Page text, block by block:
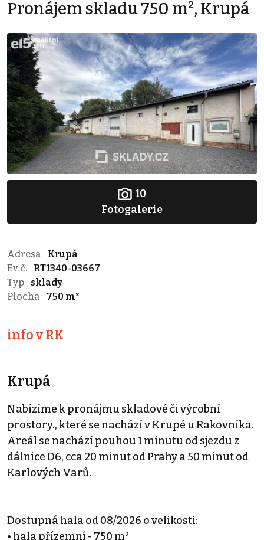
Pronájem skladu 750 m², Krupá
10
Fotogalerie
Adresa
Krupá
Ev. č.
RT1340-03667
Typ
sklady
Plocha
750 m²
info v RK
Krupá
Nabízíme k pronájmu skladové či výrobní
prostory., které se nachází v Krupé u Rakovníka.
Areál se nachází pouhou 1 minutu od sjezdu z
dálnice D6, cca 20 minut od Prahy a 50 minut od
Karlových Varů.
Dostupná hala od 08/2026 o velikosti:
• hala přízemní - 750 m²